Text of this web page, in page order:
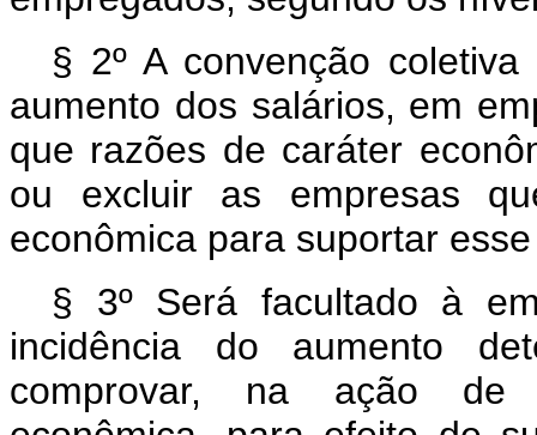
§ 2º A convenção
aumento dos salários, em
que razões de caráter
ou excluir as empresas
econômica para suportar
§ 3º Será facultado à
incidência do aumento
comprovar, na ação de